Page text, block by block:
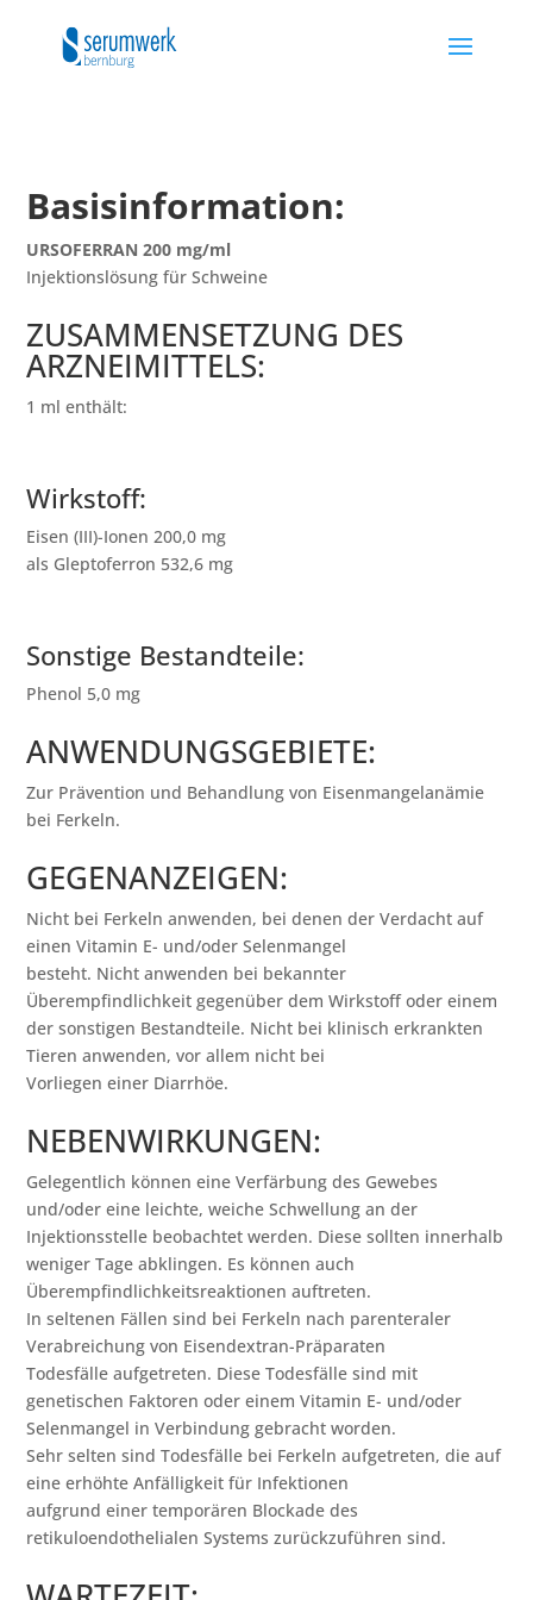
Basisinformation:
URSOFERRAN 200 mg/ml
Injektionslösung für Schweine
ZUSAMMENSETZUNG DES
ARZNEIMITTELS:
1 ml enthält:
Wirkstoff:
Eisen (III)-Ionen 200,0 mg
als Gleptoferron 532,6 mg
Sonstige Bestandteile:
Phenol 5,0 mg
ANWENDUNGSGEBIETE:
Zur Prävention und Behandlung von Eisenmangelanämie
bei Ferkeln.
GEGENANZEIGEN:
Nicht bei Ferkeln anwenden, bei denen der Verdacht auf
einen Vitamin E- und/oder Selenmangel
besteht. Nicht anwenden bei bekannter
Überempfindlichkeit gegenüber dem Wirkstoff oder einem
der sonstigen Bestandteile. Nicht bei klinisch erkrankten
Tieren anwenden, vor allem nicht bei
Vorliegen einer Diarrhöe.
NEBENWIRKUNGEN:
Gelegentlich können eine Verfärbung des Gewebes
und/oder eine leichte, weiche Schwellung an der
Injektionsstelle beobachtet werden. Diese sollten innerhalb
weniger Tage abklingen. Es können auch
Überempfindlichkeitsreaktionen auftreten.
In seltenen Fällen sind bei Ferkeln nach parenteraler
Verabreichung von Eisendextran-Präparaten
Todesfälle aufgetreten. Diese Todesfälle sind mit
genetischen Faktoren oder einem Vitamin E- und/oder
Selenmangel in Verbindung gebracht worden.
Sehr selten sind Todesfälle bei Ferkeln aufgetreten, die auf
eine erhöhte Anfälligkeit für Infektionen
aufgrund einer temporären Blockade des
retikuloendothelialen Systems zurückzuführen sind.